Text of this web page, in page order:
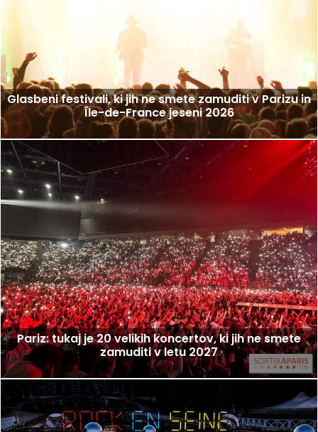
Glasbeni festivali, ki jih ne smete zamuditi v Parizu in
Île-de-France jeseni 2026
Pariz: tukaj je 20 velikih koncertov, ki jih ne smete
zamuditi v letu 2027